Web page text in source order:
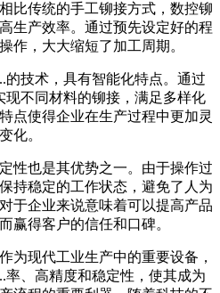
比传统的手工铆接方式，数控铆
生产效率。通过预先设定好的程
作，大大缩短了加工周期。
的技术，具有智能化特点。通过
现不同材料的铆接，满足多样化
点使得企业在生产过程中更加灵
化。
性也是其优势之一。由于操作过
持稳定的工作状态，避免了人为
于企业来说意味着可以提高产品
赢得客户的信任和口碑。
为现代工业生产中的重要设备，
率、高精度和稳定性，使其成为